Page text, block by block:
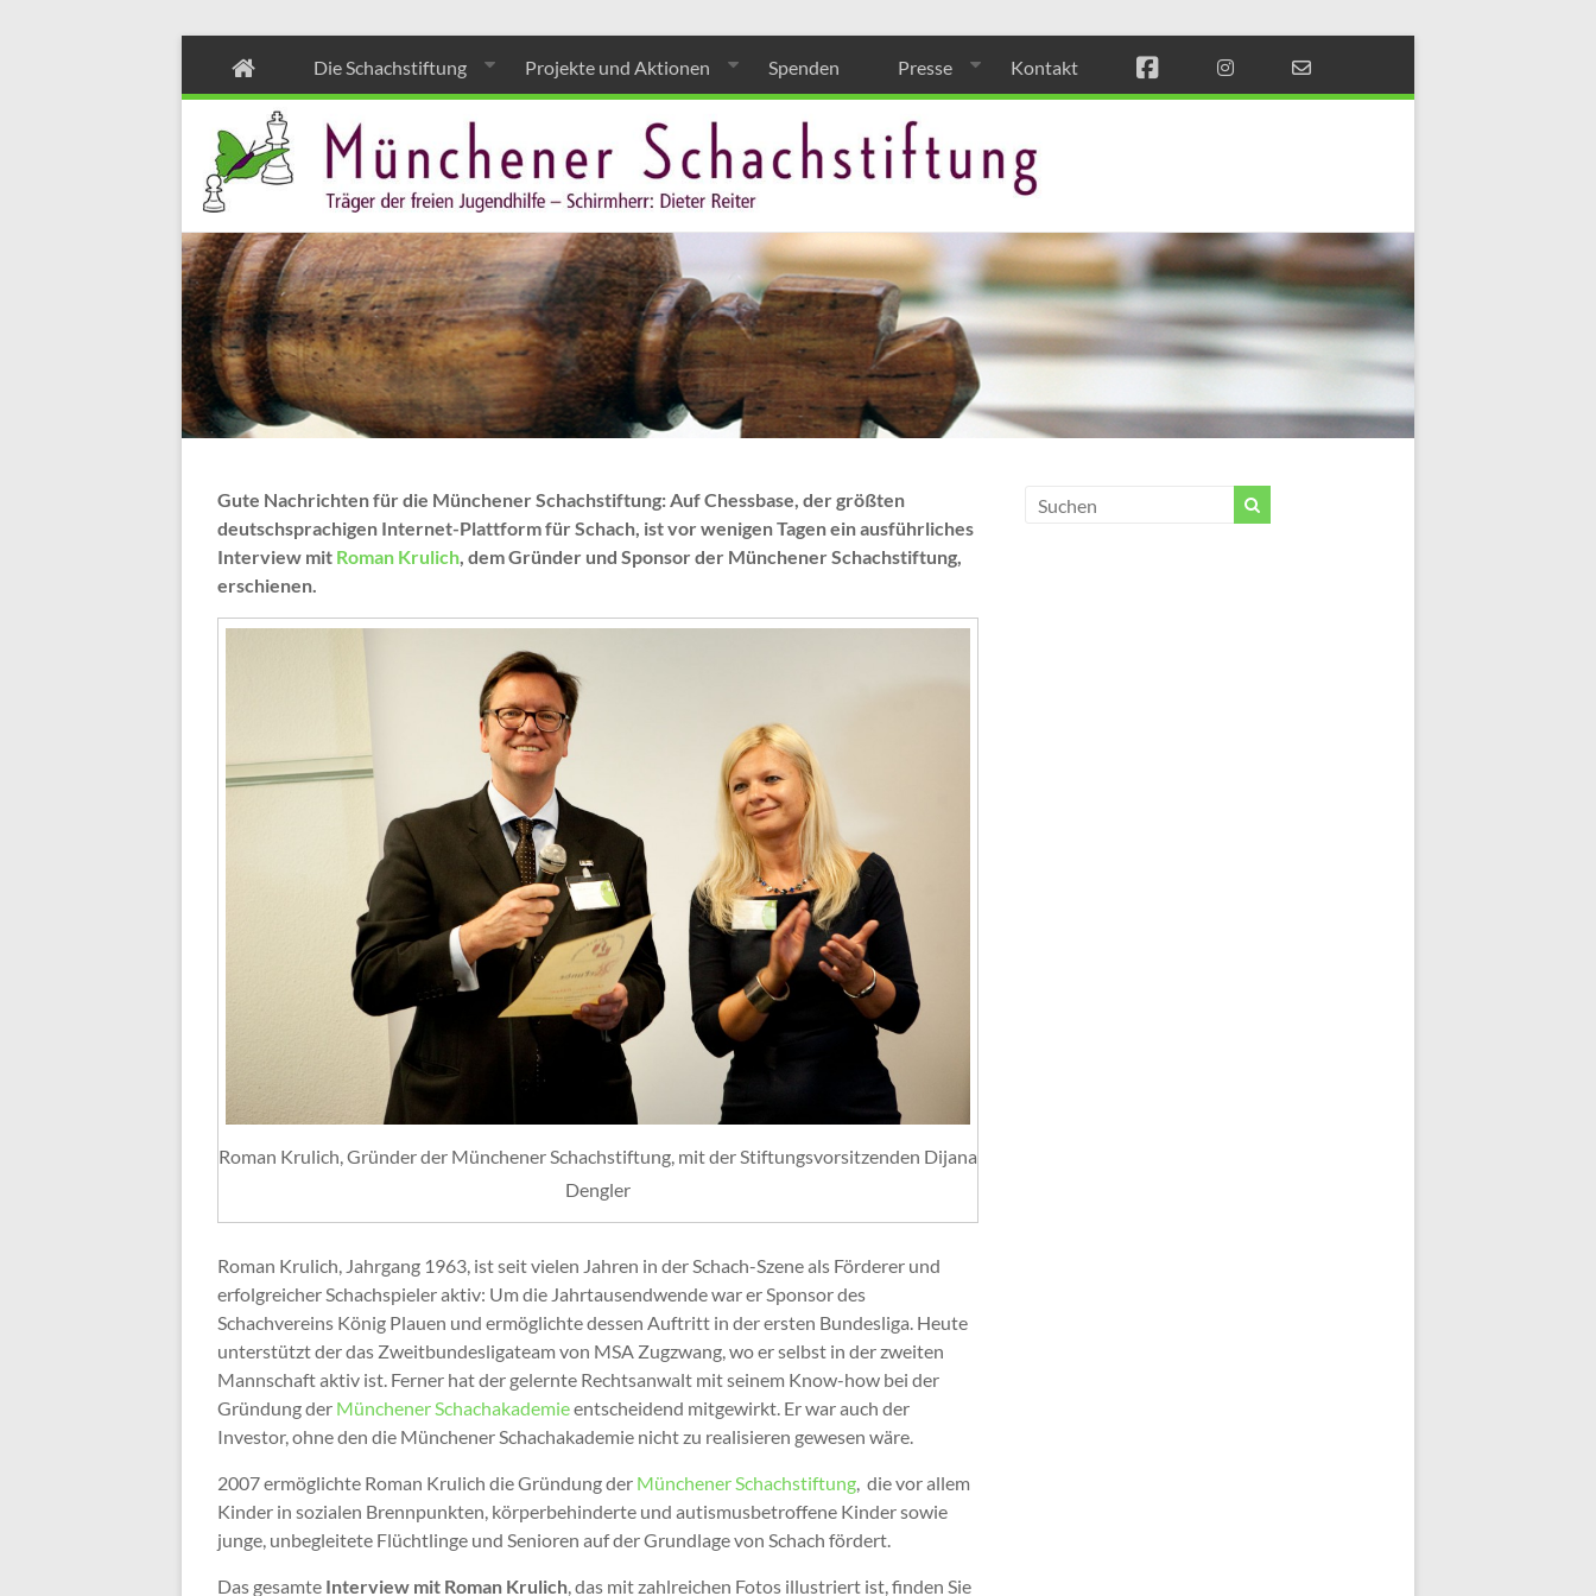
Münchener
Schach
Die Schachstiftung Projekte und Aktionen Spenden Presse Kontakt
Gute Nachrichten für die Münchener Schachstiftung: Auf Chessbase, der größten
deutschsprachigen Internet-Plattform für Schach, ist vor wenigen Tagen ein ausführliches
Interview mit Roman Krulich, dem Gründer und Sponsor der Münchener Schachstiftung,
erschienen.
Roman Krulich, Gründer der Münchener Schachstiftung, mit der Stiftungsvorsitzenden Dijana
Dengler
Roman Krulich, Jahrgang 1963, ist seit vielen Jahren in der Schach-Szene als Förderer und
erfolgreicher Schachspieler aktiv: Um die Jahrtausendwende war er Sponsor des
Schachvereins König Plauen und ermöglichte dessen Auftritt in der ersten Bundesliga. Heute
unterstützt der das Zweitbundesligateam von MSA Zugzwang, wo er selbst in der zweiten
Mannschaft aktiv ist. Ferner hat der gelernte Rechtsanwalt mit seinem Know-how bei der
Gründung der Münchener Schachakademieentscheidend mitgewirkt. Er war auch der
Investor, ohne den die Münchener Schachakademie nicht zu realisieren gewesen wäre.
2007 ermöglichte Roman Krulich die Gründung der Münchener Schachstiftung , die vor allem
Kinder in sozialen Brennpunkten, körperbehinderte und autismusbetroffene Kinder sowie
junge, unbegleitete Flüchtlinge und Senioren auf der Grundlage von Schach fördert.
Das gesamte Interview mit Roman Krulich , das mit zahlreichen Fotos illustriert ist, finden Sie